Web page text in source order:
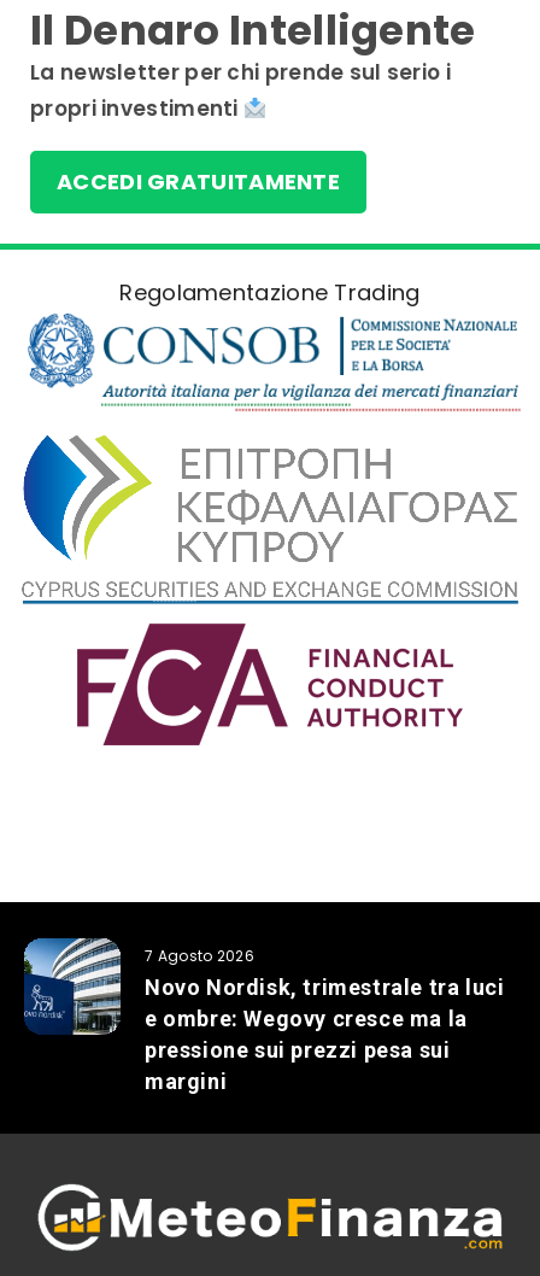
Il Denaro Intelligente
La newsletter per chi prende sul serio i
propri investimenti
ACCEDI GRATUITAMENTE
Regolamentazione Trading
7 Agosto 2026
Novo Nordisk, trimestrale tra luci
e ombre: Wegovy cresce ma la
pressione sui prezzi pesa sui
margini